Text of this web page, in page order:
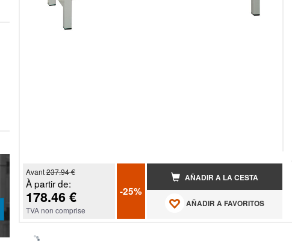
Avant237.94 €
À partir de:
178.46 €
TVA non comprise
-25%
AÑADIR A LA CESTA
AÑADIR A FAVORITOS